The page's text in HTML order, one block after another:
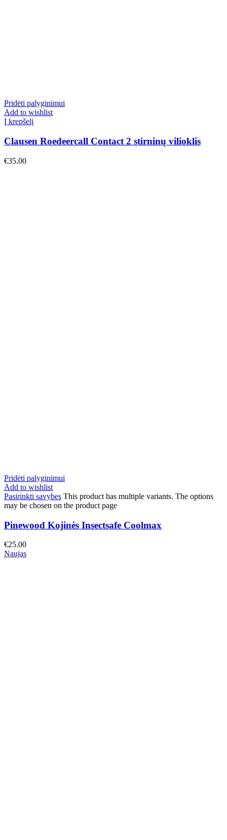
Pridėti palyginimui
Add to wishlist
Į krepšelį
Clausen Roedeercall Contact 2 stirninų vilioklis
€35.00
Pridėti palyginimui
Add to wishlist
Pasirinkti savybes This product has multiple variants. The options
may be chosen on the product page
Pinewood Kojinės Insectsafe Coolmax
€25.00
Naujas